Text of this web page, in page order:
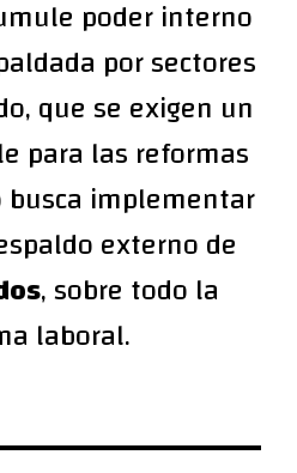
poder interno
por sectores
que se exigen un
para las reformas
busca implementar
externo de
, sobre todo la
laboral.